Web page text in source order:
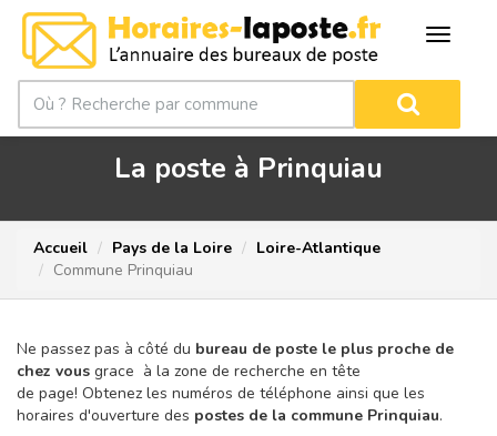
La poste à Prinquiau
Accueil Pays de la Loire
Loire-Atlantique
Commune Prinquiau
Ne passez pas à côté du bureau de poste le plus proche de
chez vous grace à la zone de recherche en tête
de page! Obtenez les numéros de téléphone ainsi que les
horaires d'ouverture des postes de la commune Prinquiau.